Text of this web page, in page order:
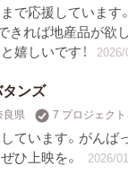
で応援しています
きれば地産品が欲
嬉しいです！
ンズ
良県 7 プロジェク
ています。がんば
ひ上映を。
2026/